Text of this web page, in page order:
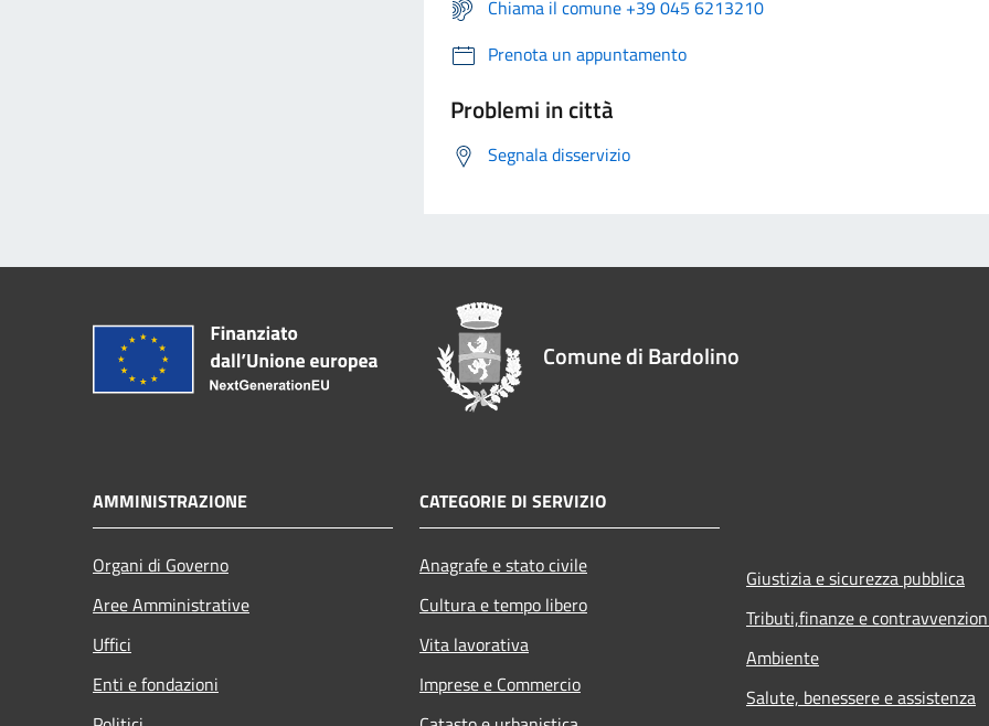
Chiama il comune +39 045 6213210
Prenota un appuntamento
Problemi in città
Segnala disservizio
Comune di Bardolino
AMMINISTRAZIONE
Organi di Governo
Aree Amministrative
Uffici
Enti e fondazioni
CATEGORIE DI SERVIZIO
Anagrafe e stato civile
Cultura e tempo libero
Vita lavorativa
Imprese e Commercio
Giustizia e sicurezza pubblica
Tributi,finanze e
Ambiente
Salute, benessere e assistenza